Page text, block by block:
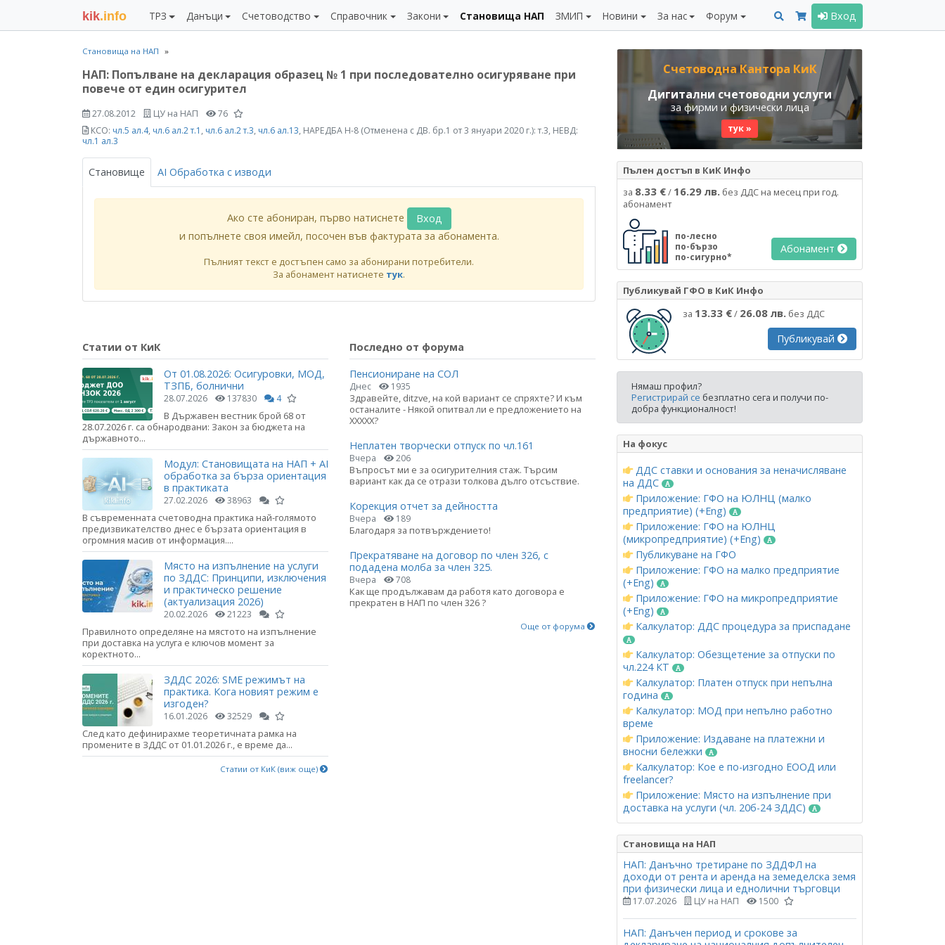
kik.info ТРЗ Данъци Счетоводство Справочник Закони Становища НАП ЗМИП Новини За нас Форум Вход
Становища на НАП
НАП: Попълване на декларация образец № 1 при последователно осигуряване при
повече от един осигурител
27.08.2012 ЦУ на НАП
76
КСО: чл.5 ал.4, чл.6 ал.2 т.1 , чл.6 ал.2 т.3, чл.6 ал.13, НАРЕДБА Н-8 (Отменена с ДВ. бр.1 от 3 януари 2020 г.): т.3, НЕВД:
чл.1 ал.3
Становище AI Обработка с изводи
Ако сте абониран, първо натиснете
Вход
и попълнете своя имейл, посочен във фактурата за абонамента.
Пълният текст е достъпен само за абонирани потребители.
За абонамент натиснете тук.
Статии от КиК
От 01.08.2026: Осигуровки, МОД,
ТЗПБ, болнични
28.07.2026 137830 4
В Държавен вестник брой 68 от
28.07.2026 г. са обнародвани: Закон за бюджета на
държавното...
Модул: Становищата на НАП + AI
обработка за бърза ориентация
в практиката
27.02.2026 38963
В съвременната счетоводна практика най-голямото
предизвикателство днес е бързата ориентация в
огромния масив от информация....
Място на изпълнение на услуги
по ЗДДС: Принципи, изключения
и практическо решение
(актуализация 2026)
20.02.2026 21223
Правилното определяне на мястото на изпълнение
при доставка на услуга е ключов момент за
коректното...
ЗДДС 2026: SME режимът на
практика. Кога новият режим е
изгоден?
16.01.2026 32529
След като дефинирахме теоретичната рамка на
промените в ЗДДС от 01.01.2026 г., е време да...
Статии от КиК (виж още)
Последно от форума
Пенсиониране на СОЛ
Днес 1935
Здравейте, ditzve, на кой вариант се спряхте? И към
останалите - Някой опитвал ли е предложението на
ХХХХХ?
Неплатен творчески отпуск по чл.161
Вчера 206
Въпросът ми е за осигурителния стаж. Търсим
вариант как да се отрази толкова дълго отсъствие.
Корекция отчет за дейността
Вчера 189
Благодаря за потвърждението!
Прекратяване на договор по член 326, с
подадена молба за член 325.
Вчера 708
Как ще продължавам да работя като договора е
прекратен в НАП по член 326 ?
Още от форума
Счетоводна Кантора КиК
Дигитални счетоводни услуги
за фирми и физически лица
тук »
Пълен достъп в КиК Инфо
за 8.33 €/ 16.29 лв. без ДДС на месец при год.
абонамент
по-лесно
по-бързо
по-сигурно*
Абонамент
Публикувай ГФО в КиК Инфо
за 13.33 €/ 26.08 лв. без ДДС
Публикувай
Нямаш профил?
Регистрирай се безплатно сега и получи по-
добра функционалност!
На фокус
ДДС ставки и основания за неначисляване
на ДДС
Приложение: ГФО на ЮЛНЦ (малко
предприятие) (+Eng)
Приложение: ГФО на ЮЛНЦ
(микропредприятие) (+Eng)
Публикуване на ГФО
Приложение: ГФО на малко предприятие
(+Eng)
Приложение: ГФО на микропредприятие
(+Eng)
Калкулатор: ДДС процедура за приспадане
Калкулатор: Обезщетение за отпуски по
чл.224 КТ
Калкулатор: Платен отпуск при непълна
година
Калкулатор: МОД при непълно работно
време
Приложение: Издаване на платежни и
вносни бележки
Калкулатор: Кое е по-изгодно ЕООД или
freelancer?
Приложение: Място на изпълнение при
доставка на услуги (чл. 20б-24 ЗДДС)
Становища на НАП
НАП: Данъчно третиране по ЗДДФЛ на
доходи от рента и аренда на земеделска земя
при физически лица и еднолични търговци
17.07.2026 ЦУ на НАП 1500
НАП: Данъчен период и срокове за